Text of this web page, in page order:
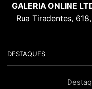
GALERIA ONLINE
Rua Tiradentes,
DESTAQUES